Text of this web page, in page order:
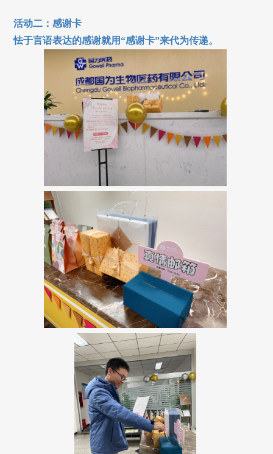
活动二：感谢卡
怯于言语表达的感谢就用“感谢卡”来代为传递。